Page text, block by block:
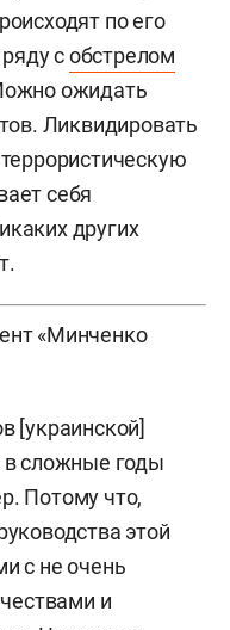
по его
собстрелом
ожидать
Ликвидировать
себя
других
«Минченко
[украинской]
в сложные годы
Потому что,
этой
с не очень
и